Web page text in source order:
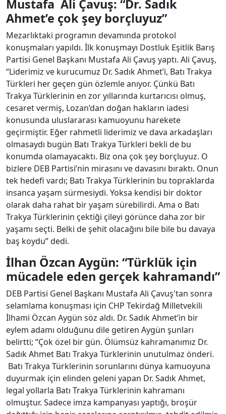
Mustafa Ali Çavuş: “Dr. Sadık
Ahmet’e çok şey borçluyuz”
Mezarlıktaki programın devamında protokol
konuşmaları yapıldı. İlk konuşmayı Dostluk Eşitlik Barış
Partisi Genel Başkanı Mustafa Ali Çavuş yaptı. Ali Çavuş,
“Liderimiz ve kurucumuz Dr. Sadık Ahmet’i, Batı Trakya
Türkleri her geçen gün özlemle anıyor. Çünkü Batı
Trakya Türklerinin en zor yıllarında kurtarıcısı olmuş,
cesaret vermiş, Lozan’dan doğan hakların iadesi
konusunda uluslararası kamuoyunu harekete
geçirmiştir. Eğer rahmetli liderimiz ve dava arkadaşları
olmasaydı bugün Batı Trakya Türkleri bekli de bu
konumda olamayacaktı. Biz ona çok şey borçluyuz. O
bizlere DEB Partisi’nin mirasını ve davasını bıraktı. Onun
tek hedefi vardı; Batı Trakya Türklerinin bu topraklarda
insanca yaşam sürmesiydi. Yoksa kendisi bir doktor
olarak daha rahat bir yaşam sürebilirdi. Ama o Batı
Trakya Türklerinin çektiği çileyi görünce daha zor bir
yaşamı seçti. Belki de şehit olacağını bile bile bu davaya
baş koydu” dedi.
İlhan Özcan Aygün: “Türklük için
mücadele eden gerçek kahramandı”
DEB Partisi Genel Başkanı Mustafa Ali Çavuş'tan sonra
selamlama konuşması için CHP Tekirdağ Milletvekili
İlhami Özcan Aygün söz aldı. Dr. Sadık Ahmet’in bir
eylem adamı olduğunu dile getiren Aygün şunları
belirtti; “Çok özel bir gün. Ölümsüz kahramanımız Dr.
Sadık Ahmet Batı Trakya Türklerinin unutulmaz önderi.
Batı Trakya Türklerinin sorunlarını dünya kamuoyuna
duyurmak için elinden geleni yapan Dr. Sadık Ahmet,
legal yollarla Batı Trakya Türklerinin kahramanı
olmuştur. Sadece imza kampanyası yaptığı, broşür